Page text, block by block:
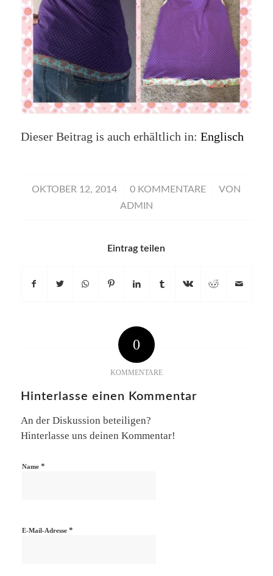
Dieser Beitrag is auch erhältlich in: Englisch
OKTOBER 12, 2014
/ 0 KOMMENTARE
/
VON
ADMIN
Eintrag teilen
0
KOMMENTARE
Hinterlasse einen Kommentar
An der Diskussion beteiligen?
Hinterlasse uns deinen Kommentar!
Name *
E-Mail-Adresse *